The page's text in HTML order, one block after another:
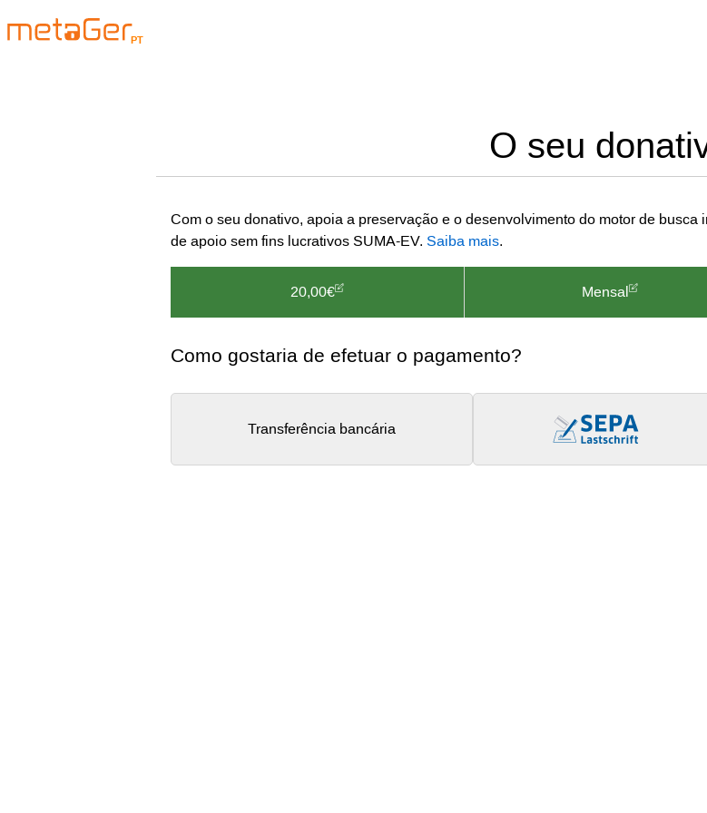
PT
O seu
Com o seu donativo, apoia a preservação e o desenvolvimento do motor de
de apoio sem fins lucrativos SUMA-EV. Saiba mais.
20,00€ Mensal
Como gostaria de efetuar o pagamento?
Transferência bancária